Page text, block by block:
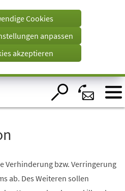
Cookies
anpassen
akzeptieren
Verhinderung bzw. Verringerung
ab. Des Weiteren sollen